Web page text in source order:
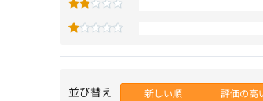
並び替え 新しい順 評価の高